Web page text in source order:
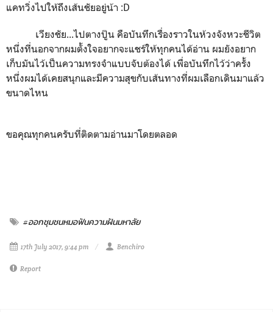
แคทวิ่งไปให้ถึงเส้นชัยอยู่น้า :D
เวียงชัย...ไปตางปู๊น คือบันทึกเรื่องราวในห้วงจังหวะชีวิต
หนึ่งที่นอกจากผมตั้งใจอยากจะแชร์ให้ทุกคนได้อ่าน ผมยังอยาก
เก็บมันไว้เป็นความทรงจำแบบจับต้องได้ เพื่อบันทึกไว้ว่าครั้ง
หนึ่งผมได้เคยสนุกและมีความสุขกับเส้นทางที่ผมเลือกเดินมาแล้ว
ขนาดไหน
ขอคุณทุกคนครับที่ติดตามอ่านมาโดยตลอด
#ออกชุมชนหมอฟันความฝันมหาลัย
17th July 2017, 9:44 pm Benchiro
Report